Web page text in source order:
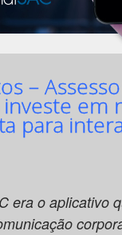
–
em
para
era o aplicativo